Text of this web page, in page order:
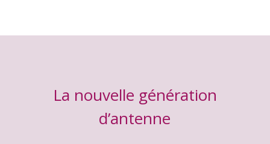
La nouvelle génération
d’antenne